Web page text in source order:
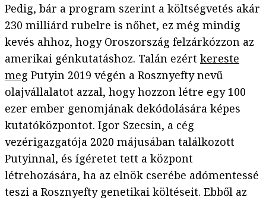
Pedig, bár a program szerint a költségvetés akár
230 milliárd rubelre is nőhet, ez még mindig
kevés ahhoz, hogy Oroszország felzárkózzon az
amerikai génkutatáshoz. Talán ezért kereste
meg Putyin 2019 végén a Rosznyefty nevű
olajvállalatot azzal, hogy hozzon létre egy 100
ezer ember genomjának dekódolására képes
kutatóközpontot. Igor Szecsin, a cég
vezérigazgatója 2020 májusában találkozott
Putyinnal, és ígéretet tett a központ
létrehozására, ha az elnök cserébe adómentessé
teszi a Rosznyefty genetikai költéseit. Ebből az